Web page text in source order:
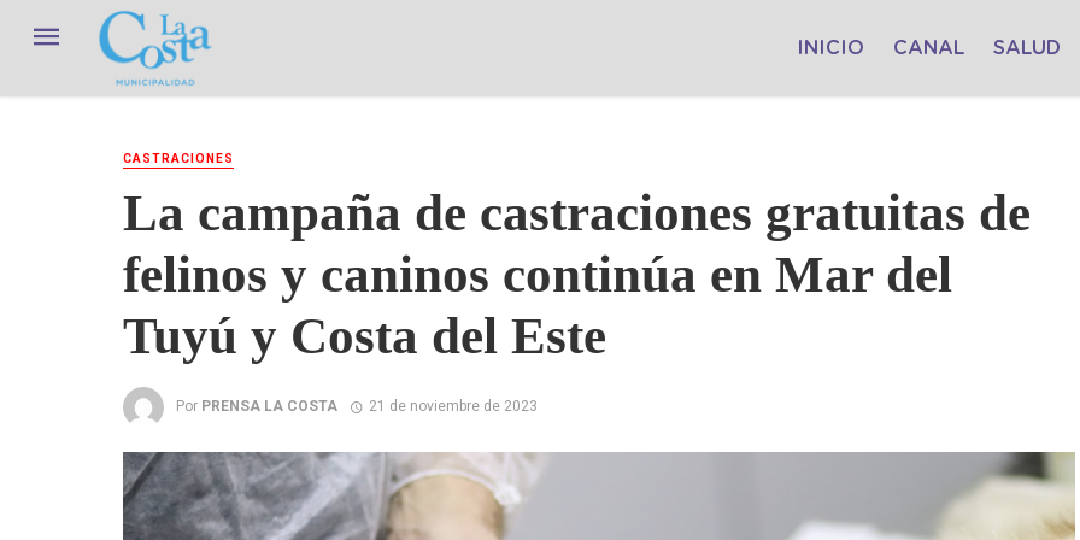
INICIO CANAL SALUD
CASTRACIONES
La campaña de castraciones gratuitas de
felinos y caninos continúa en Mar del
Tuyú y Costa del Este
Por PRENSA LA COSTA 21 de noviembre de 2023